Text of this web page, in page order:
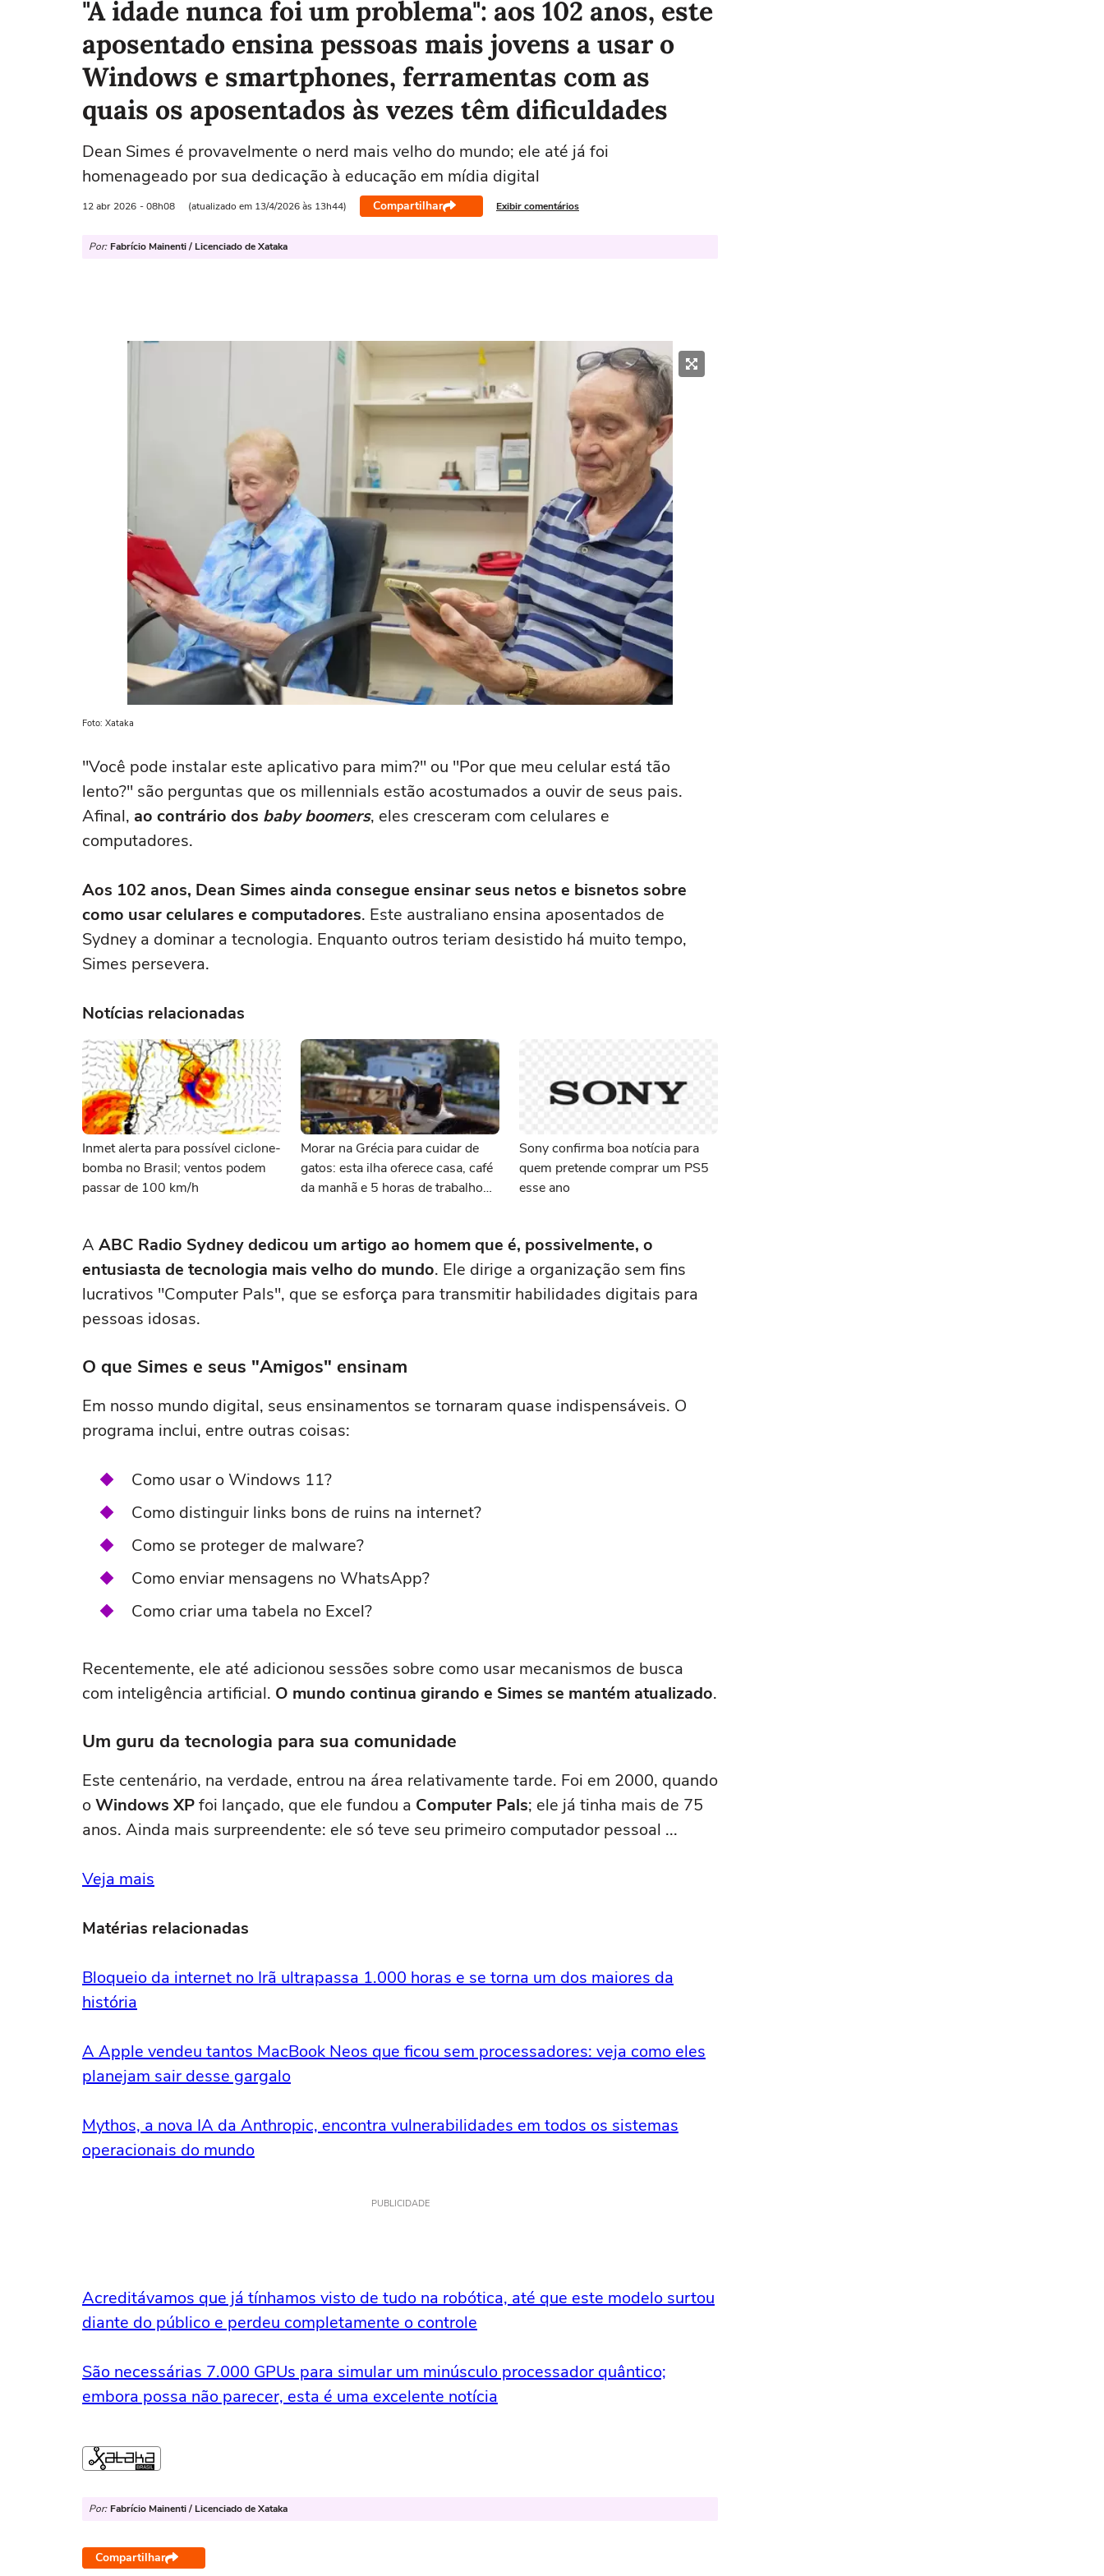
"A idade nunca foi um problema": aos 102 anos, este
aposentado ensina pessoas mais jovens a usar o
Windows e smartphones, ferramentas com as
quais os aposentados às vezes têm dificuldades
Dean Simes é provavelmente o nerd mais velho do mundo; ele até já foi
homenageado por sua dedicação à educação em mídia digital
12 abr 2026 - 08h08 (atualizado em 13/4/2026 às 13h44) Compartilhar Exibir comentários
Por: Fabrício Mainenti / Licenciado de Xataka
Foto: Xataka
"Você pode instalar este aplicativo para mim?" ou "Por que meu celular está tão
lento?" são perguntas que os millennials estão acostumados a ouvir de seus pais.
Afinal, ao contrário dos baby boomers, eles cresceram com celulares e
computadores.
Aos 102 anos, Dean Simes ainda consegue ensinar seus netos e bisnetos sobre
como usar celulares e computadores. Este australiano ensina aposentados de
Sydney a dominar a tecnologia. Enquanto outros teriam desistido há muito tempo,
Simes persevera.
Notícias relacionadas
Inmet alerta para possível ciclone-
bomba no Brasil; ventos podem
passar de 100 km/h
Morar na Grécia para cuidar de
gatos: esta ilha oferece casa, café
da manhã e 5 horas de trabalho
Sony confirma boa notícia para
quem pretende comprar um PS5
esse ano
A ABC Radio Sydney dedicou um artigo ao homem que é, possivelmente, o
entusiasta de tecnologia mais velho do mundo. Ele dirige a organização sem fins
lucrativos "Computer Pals", que se esforça para transmitir habilidades digitais para
pessoas idosas.
O que Simes e seus "Amigos" ensinam
Em nosso mundo digital, seus ensinamentos se tornaram quase indispensáveis. O
programa inclui, entre outras coisas:
Como usar o Windows 11?
Como distinguir links bons de ruins na internet?
Como se proteger de malware?
Como enviar mensagens no WhatsApp?
Como criar uma tabela no Excel?
Recentemente, ele até adicionou sessões sobre como usar mecanismos de busca
com inteligência artificial. O mundo continua girando e Simes se mantém atualizado.
Um guru da tecnologia para sua comunidade
Este centenário, na verdade, entrou na área relativamente tarde. Foi em 2000, quando
oWindows XPfoi lançado, que ele fundou a Computer Pals; ele já tinha mais de 75
anos. Ainda mais surpreendente: ele só teve seu primeiro computador pessoal ...
Veja mais
Matérias relacionadas
Bloqueio da internet no Irã ultrapassa 1.000 horas e se torna um dos maiores da
história
A Apple vendeu tantos MacBook Neos que ficou sem processadores: veja como eles
planejam sair desse gargalo
Mythos, a nova IA da Anthropic, encontra vulnerabilidades em todos os sistemas
operacionais do mundo
PUBLICIDADE
Acreditávamos que já tínhamos visto de tudo na robótica, até que este modelo surtou
diante do público e perdeu completamente o controle
São necessárias 7.000 GPUs para simular um minúsculo processador quântico;
embora possa não parecer, esta é uma excelente notícia
Por: Fabrício Mainenti / Licenciado de Xataka
Compartilhar